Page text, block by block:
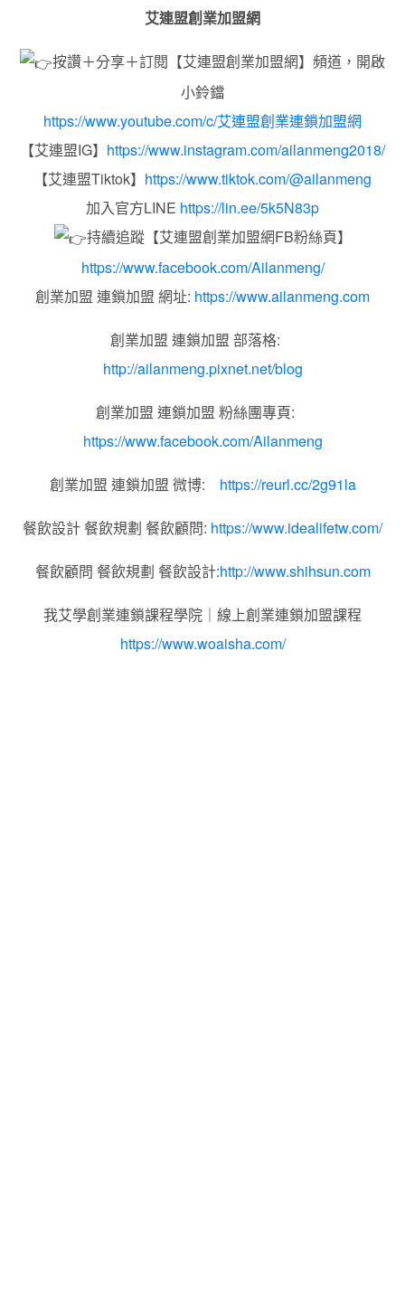
艾連盟創業加盟網
按讚＋分享＋訂閱【艾連盟創業加盟網】頻道，開啟
小鈴鐺
https://www.youtube.com/c/艾連盟創業連鎖加盟網
【艾連盟IG】 https://www.instagram.com/ailanmeng2018/
【艾連盟Tiktok】 https://www.tiktok.com/@ailanmeng
加入官方LINE https://lin.ee/5k5N83p
持續追蹤【艾連盟創業加盟網FB粉絲頁】
https://www.facebook.com/Ailanmeng/
創業加盟 連鎖加盟 網址: https://www.ailanmeng.com
創業加盟 連鎖加盟 部落格:
http://ailanmeng.pixnet.net/blog
創業加盟 連鎖加盟 粉絲團專頁:
https://www.facebook.com/Ailanmeng
創業加盟 連鎖加盟 微博: https://reurl.cc/2g91la
餐飲設計 餐飲規劃 餐飲顧問: https://www.idealifetw.com/
餐飲顧問 餐飲規劃 餐飲設計:http://www.shihsun.com
我艾學創業連鎖課程學院｜線上創業連鎖加盟課程
https://www.woaisha.com/